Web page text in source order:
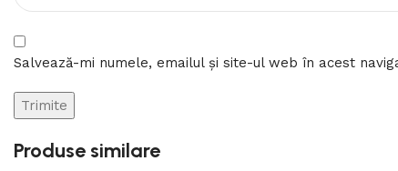
Salvează-mi numele, emailul și site-ul web în acest
Produse similare